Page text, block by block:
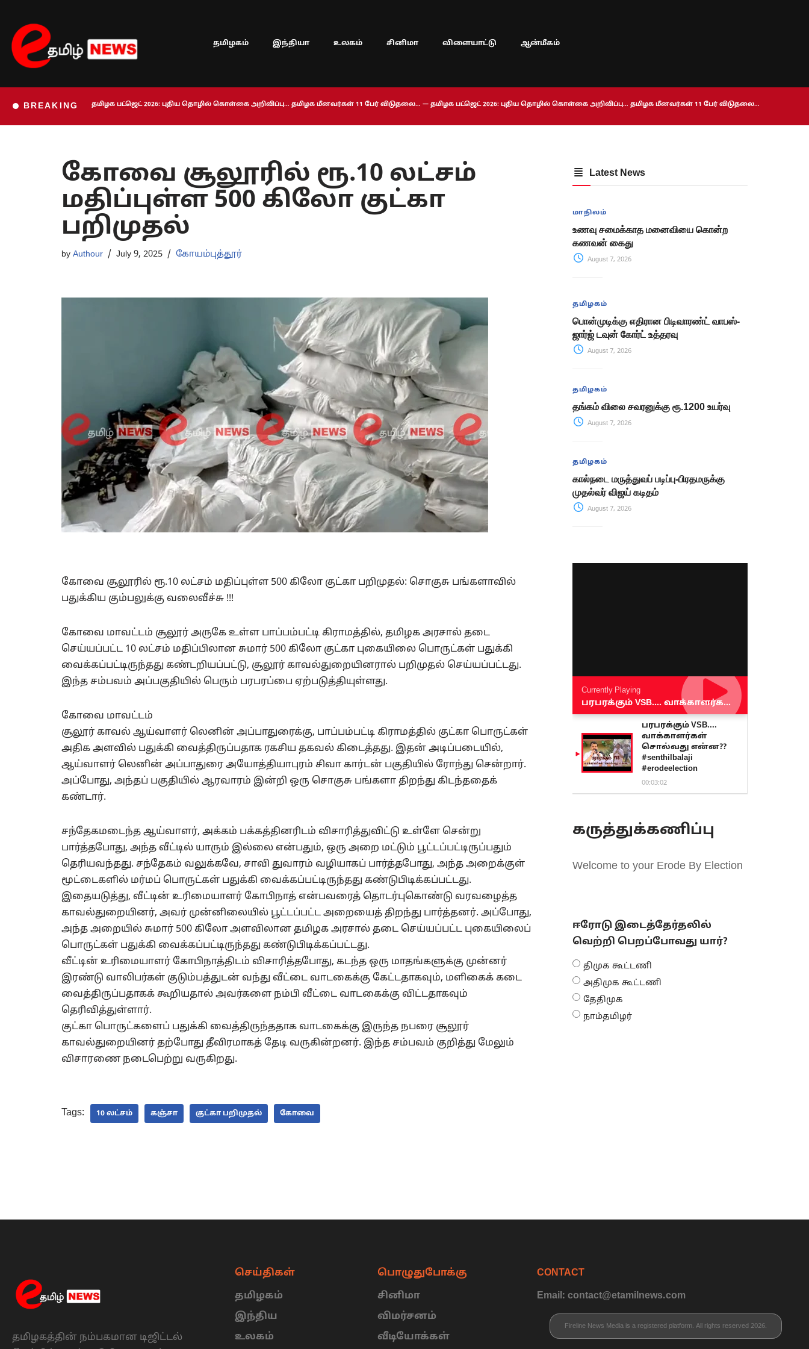
Skip
to
content
தமிழகம் இந்தியா உலகம் சினிமா விளையாட்டு ஆன்மீகம்
BREAKING தமிழக பட்ஜெட் 2026: புதிய தொழில் கொள்கை அறிவிப்பு… தமிழக மீனவர்கள் 11 பேர் விடுதலை… — தமிழக பட்ஜெட் 2026: புதிய தொழில் கொள்கை அறிவிப்பு… தமிழக மீனவர்கள் 11 பேர் விடுதலை…
கோவை சூலூரில் ரூ.10 லட்சம்
மதிப்புள்ள 500 கிலோ குட்கா
பறிமுதல்
by Authour July 9, 2025 கோயம்புத்தூர்
கோவை சூலூரில் ரூ.10 லட்சம் மதிப்புள்ள 500 கிலோ குட்கா பறிமுதல்: சொகுசு பங்களாவில்
பதுக்கிய கும்பலுக்கு வலைவீச்சு !!!
கோவை மாவட்டம் சூலூர் அருகே உள்ள பாப்பம்பட்டி கிராமத்தில், தமிழக அரசால் தடை
செய்யப்பட்ட 10 லட்சம் மதிப்பிலான சுமார் 500 கிலோ குட்கா புகையிலை பொருட்கள் பதுக்கி
வைக்கப்பட்டிருந்தது கண்டறியப்பட்டு, சூலூர் காவல்துறையினரால் பறிமுதல் செய்யப்பட்டது.
இந்த சம்பவம் அப்பகுதியில் பெரும் பரபரப்பை ஏற்படுத்தியுள்ளது.
கோவை மாவட்டம்
சூலூர் காவல் ஆய்வாளர் லெனின் அப்பாதுரைக்கு, பாப்பம்பட்டி கிராமத்தில் குட்கா பொருட்கள்
அதிக அளவில் பதுக்கி வைத்திருப்பதாக ரகசிய தகவல் கிடைத்தது. இதன் அடிப்படையில்,
ஆய்வாளர் லெனின் அப்பாதுரை அயோத்தியாபுரம் சிவா கார்டன் பகுதியில் ரோந்து சென்றார்.
அப்போது, அந்தப் பகுதியில் ஆரவாரம் இன்றி ஒரு சொகுசு பங்களா திறந்து கிடந்ததைக்
கண்டார்.
சந்தேகமடைந்த ஆய்வாளர், அக்கம் பக்கத்தினரிடம் விசாரித்துவிட்டு உள்ளே சென்று
பார்த்தபோது, அந்த வீட்டில் யாரும் இல்லை என்பதும், ஒரு அறை மட்டும் பூட்டப்பட்டிருப்பதும்
தெரியவந்தது. சந்தேகம் வலுக்கவே, சாவி துவாரம் வழியாகப் பார்த்தபோது, அந்த அறைக்குள்
மூட்டைகளில் மர்மப் பொருட்கள் பதுக்கி வைக்கப்பட்டிருந்தது கண்டுபிடிக்கப்பட்டது.
இதையடுத்து, வீட்டின் உரிமையாளர் கோபிநாத் என்பவரைத் தொடர்புகொண்டு வரவழைத்த
காவல்துறையினர், அவர் முன்னிலையில் பூட்டப்பட்ட அறையைத் திறந்து பார்த்தனர். அப்போது,
அந்த அறையில் சுமார் 500 கிலோ அளவிலான தமிழக அரசால் தடை செய்யப்பட்ட புகையிலைப்
பொருட்கள் பதுக்கி வைக்கப்பட்டிருந்தது கண்டுபிடிக்கப்பட்டது.
வீட்டின் உரிமையாளர் கோபிநாத்திடம் விசாரித்தபோது, கடந்த ஒரு மாதங்களுக்கு முன்னர்
இரண்டு வாலிபர்கள் குடும்பத்துடன் வந்து வீட்டை வாடகைக்கு கேட்டதாகவும், மளிகைக் கடை
வைத்திருப்பதாகக் கூறியதால் அவர்களை நம்பி வீட்டை வாடகைக்கு விட்டதாகவும்
தெரிவித்துள்ளார்.
குட்கா பொருட்களைப் பதுக்கி வைத்திருந்ததாக வாடகைக்கு இருந்த நபரை சூலூர்
காவல்துறையினர் தற்போது தீவிரமாகத் தேடி வருகின்றனர். இந்த சம்பவம் குறித்து மேலும்
விசாரணை நடைபெற்று வருகிறது.
Tags: 10 லட்சம் கஞ்சா குட்கா பறிமுதல் கோவை
Latest News
மாநிலம்
உணவு சமைக்காத மனைவியை கொன்ற
கணவன் கைது
August 7, 2026
தமிழகம்
பொன்முடிக்கு எதிரான பிடிவாரண்ட் வாபஸ்-
ஜார்ஜ் டவுன் கோர்ட் உத்தரவு
August 7, 2026
தமிழகம்
தங்கம் விலை சவரனுக்கு ரூ.1200 உயர்வு
August 7, 2026
தமிழகம்
கால்நடை மருத்துவப் படிப்பு-பிரதமருக்கு
முதல்வர் விஜய் கடிதம்
August 7, 2026
Currently Playing
பரபரக்கும் VSB.... வாக்காளர்கள் சொல்வது என்ன?? #senthilbalaji #erodeelection
பரபரக்கும் VSB....
வாக்காளர்கள்
சொல்வது என்ன??
#senthilbalaji
#erodeelection
00:03:02
கருத்துக்கணிப்பு
Welcome to your Erode By Election
ஈரோடு இடைத்தேர்தலில்
வெற்றி பெறப்போவது யார்?
திமுக கூட்டணி
அதிமுக கூட்டணி
தேதிமுக
நாம்தமிழர்
தமிழகத்தின் நம்பகமான டிஜிட்டல்
செய்திகள்
தமிழகம்
இந்திய
உலகம்
பொழுதுபோக்கு
சினிமா
விமர்சனம்
வீடியோக்கள்
CONTACT
Email: contact@etamilnews.com
Fireline News Media is a registered platform. All rights reserved 2026.